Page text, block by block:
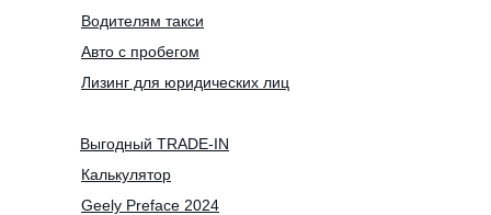
Водителям такси
Авто с пробегом
Лизинг для юридических лиц
Калькулятор
Выгодный TRADE-IN
Geely Preface 2024